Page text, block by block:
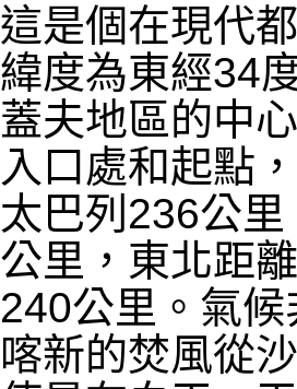
這是個在現代
緯度為東經34
蓋夫地區的中
入口處和起點
太巴列236公
公里，東北距
240公里。氣
喀新的焚風從